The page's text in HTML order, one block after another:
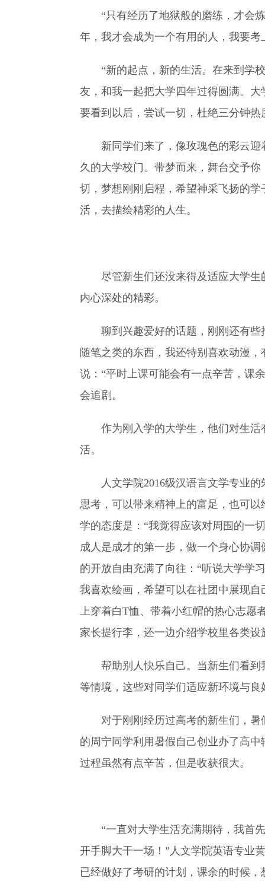
“只有经历了地狱般的磨练，才会
年，我才会成为一个有用的人，我要
“新的起点，新的生活。在来到学
友，和我一起把大学四年过得圆满。
要看到以后，尝试一切，杜绝三分钟
新同学们来了，像玫瑰色的彩云
久的大学校门。带梦而来，舞台交予
切，梦想刚刚启程，希望神采飞扬的
活，去描绘精彩的人生。
尽管新生们还没来得及适应大学
内心深处的精彩。
聊到兴趣爱好的话题，刚刚还有
随笔之类的东西，我还特别喜欢动漫
说：“平时上课可能会有一点辛苦，课
会追剧。
作为刚入学的大学生，他们对生
活。
人文学院2016级汉语言文学专业
思考，可以带来精神上的富足，也可
学的态度是：“我觉得应该对周围的一
成人是成才的第一步，做一个身心协
的开放自由充满了向往：“听说大学学
我喜欢绘画，希望可以在社团中展现
上穿着白T恤、带着小红帽的热心志愿
家长提行李，还一边介绍学校里各类
帮助别人快乐自己。当新生们看
等情境，这些对同学们适应新环境与
对于刚刚经历过高考的新生们，
的周宁同学利用暑假自己创业办了高
过程虽然有点辛苦，但是收获很大。
“一直对大学生活充满期待，我首
开手脚大干一场！”人文学院英语专业
已经做好了考研的计划，课余的时候